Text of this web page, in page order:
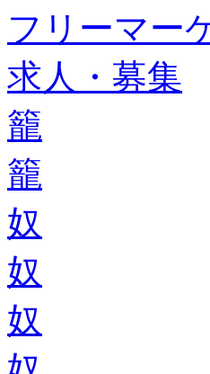
フリーマー
求人・募集
籠
籠
奴
奴
奴